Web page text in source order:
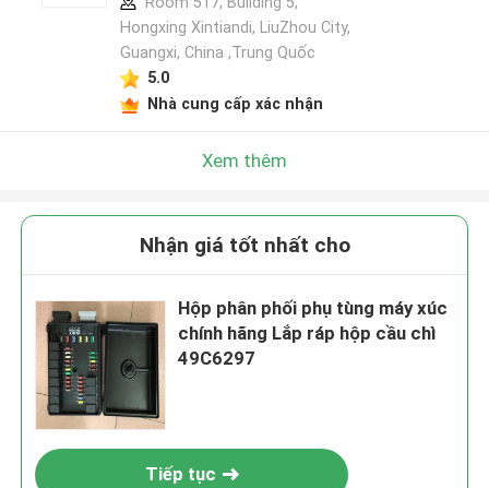
Hongxing Xintiandi, LiuZhou City,
Guangxi, China ,Trung Quốc
5.0
Nhà cung cấp xác nhận
Xem thêm
Nhận giá tốt nhất cho
Hộp phân phối phụ tùng máy xúc
chính hãng Lắp ráp hộp cầu chì
49C6297
Tiếp tục